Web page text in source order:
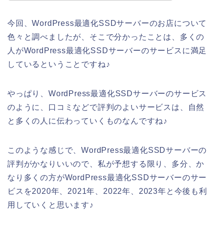
今回、WordPress最適化SSDサーバーのお店について
色々と調べましたが、そこで分かったことは、多くの
人がWordPress最適化SSDサーバーのサービスに満足
しているということですね♪
やっぱり、WordPress最適化SSDサーバーのサービス
のように、口コミなどで評判のよいサービスは、自然
と多くの人に伝わっていくものなんですね♪
このような感じで、WordPress最適化SSDサーバーの
評判がかなりいいので、私が予想する限り、多分、か
なり多くの方がWordPress最適化SSDサーバーのサー
ビスを2020年、2021年、2022年、2023年と今後も利
用していくと思います♪